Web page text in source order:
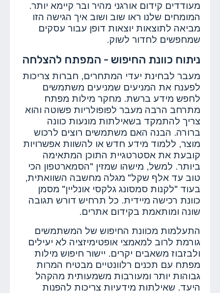
מעודדים קידום אורגני מהיר ובר קיימא יותר.
המומחים שלנו ראו שוב ושוב איך הגישה הזו
מביאה לתוצאות יוצאות דופן עבור עסקים
שמחפשים לחדור לשוק.
ניתוח כוונת החיפוש - המפתח להצלחה
מעבר לבחינת יעדי המתחרים, חברות צריכות
לפענח את המניעים שמניעים משתמשים
לחפש מידע ברשת. מחקר מילות מפתח
מתרחב הרבה מעבר לפופולריות פשוטה והוא
צריך להתמקד בשאילתות מונעות כוונה
ברורה. הבנה האם משתמשים רוצים לרכוש
מוצר, ללמוד מידע חדש או להשוות אפשרויות
קובעת את אסטרטגיית התוכן המתאימה
ביותר. למשל, מישהו שמזין "הסמארטפון הכי
טוב עד אלף שקל" מגלה מחשבה השוואתית,
בעוד "לקנות סמסונג גלקסי אונליין" מסמן
כוונת רכישה מיידית. כל תרחיש דורש תגובה
שונה ומותאמת בקידום אתרים.
התעלמות מכוונת החיפוש של המשתמשים
גורמת לרוב למאמצי אופטימיזציה לא יעילים
ולבזבוז משאבים יקרים. יישור חיפוש מילות
מפתח עם תכנים רלוונטיים מבטיח המרות
גבוהות יותר ומעורבות משמעותית מהקהל
היעד. שאילתות מידעיות צריכות להפנות